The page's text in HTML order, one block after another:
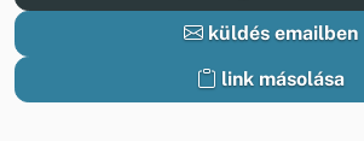
küldés emailben
link másolása